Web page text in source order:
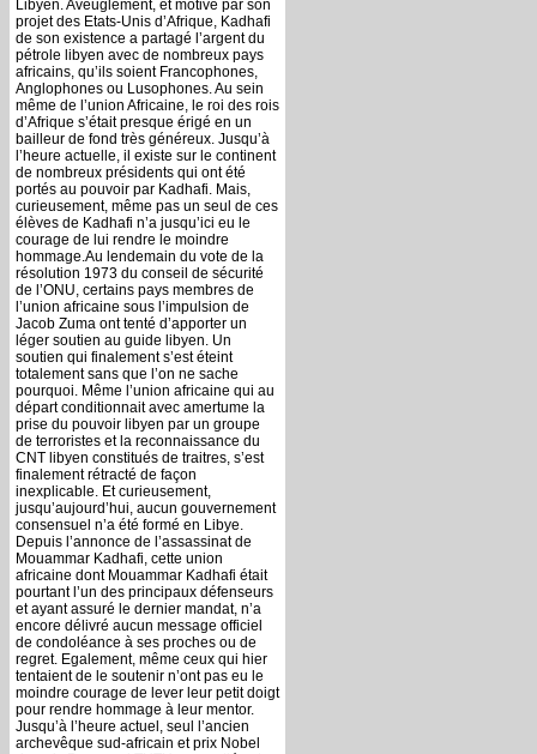
Libyen. Aveuglement, et motivé par son
projet des Etats-Unis d’Afrique, Kadhafi
de son existence a partagé l’argent du
pétrole libyen avec de nombreux pays
africains, qu’ils soient Francophones,
Anglophones ou Lusophones. Au sein
même de l’union Africaine, le roi des rois
d’Afrique s’était presque érigé en un
bailleur de fond très généreux. Jusqu’à
l’heure actuelle, il existe sur le continent
de nombreux présidents qui ont été
portés au pouvoir par Kadhafi. Mais,
curieusement, même pas un seul de ces
élèves de Kadhafi n’a jusqu’ici eu le
courage de lui rendre le moindre
hommage.Au lendemain du vote de la
résolution 1973 du conseil de sécurité
de l’ONU, certains pays membres de
l’union africaine sous l’impulsion de
Jacob Zuma ont tenté d’apporter un
léger soutien au guide libyen. Un
soutien qui finalement s’est éteint
totalement sans que l’on ne sache
pourquoi. Même l’union africaine qui au
départ conditionnait avec amertume la
prise du pouvoir libyen par un groupe
de terroristes et la reconnaissance du
CNT libyen constitués de traitres, s’est
finalement rétracté de façon
inexplicable. Et curieusement,
jusqu’aujourd’hui, aucun gouvernement
consensuel n’a été formé en Libye.
Depuis l’annonce de l’assassinat de
Mouammar Kadhafi, cette union
africaine dont Mouammar Kadhafi était
pourtant l’un des principaux défenseurs
et ayant assuré le dernier mandat, n’a
encore délivré aucun message officiel
de condoléance à ses proches ou de
regret. Egalement, même ceux qui hier
tentaient de le soutenir n’ont pas eu le
moindre courage de lever leur petit doigt
pour rendre hommage à leur mentor.
Jusqu’à l’heure actuel, seul l’ancien
archevêque sud-africain et prix Nobel